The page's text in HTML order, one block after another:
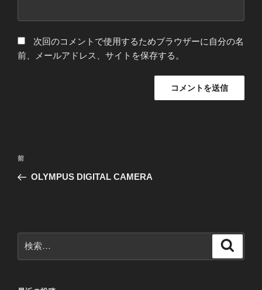
次回のコメントで使用するためブラウザーに自分の名
前、メールアドレス、サイトを保存する。
投
ナ
ー
シ
前
の
前
OLYMPUS DIGITAL CAMERA
索: